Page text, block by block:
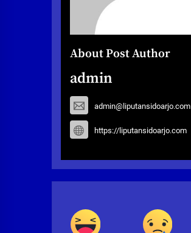
About Post Author
admin
admin@liputansidoarjo.com
https://liputansidoarjo.com